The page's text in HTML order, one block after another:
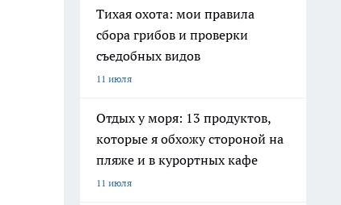
Тихая охота: мои правила
сбора грибов и проверки
съедобных видов
11 июля
Отдых у моря: 13 продуктов,
которые я обхожу стороной на
пляже и в курортных кафе
11 июля